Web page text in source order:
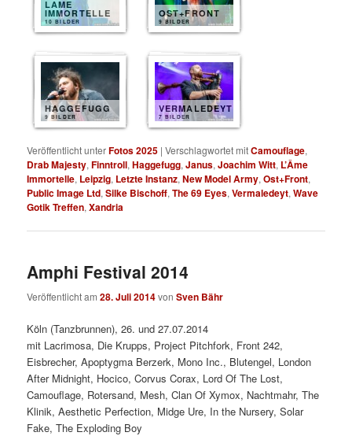
LAME
IMMORTELLE
10 BILDER
OST+FRONT
9 BILDER
HAGGEFUGG
9 BILDER
VERMALEDEYT
7 BILDER
Veröffentlicht unterFotos 2025 |Verschlagwortet mitCamouflage,
Drab Majesty,Finntroll,Haggefugg,Janus,Joachim Witt, L’Âme
Immortelle, Leipzig, Letzte Instanz,New Model Army,Ost+Front,
Public Image Ltd,Silke Bischoff,The 69 Eyes,Vermaledeyt,Wave
Gotik Treffen,Xandria
Amphi Festival 2014
Veröffentlicht am28. Juli 2014vonSven Bähr
Köln (Tanzbrunnen), 26. und 27.07.2014
mit Lacrimosa, Die Krupps, Project Pitchfork, Front 242,
Eisbrecher, Apoptygma Berzerk, Mono Inc., Blutengel, London
After Midnight, Hocico, Corvus Corax, Lord Of The Lost,
Camouflage, Rotersand, Mesh, Clan Of Xymox, Nachtmahr, The
Klinik, Aesthetic Perfection, Midge Ure, In the Nursery, Solar
Fake, The Exploding Boy